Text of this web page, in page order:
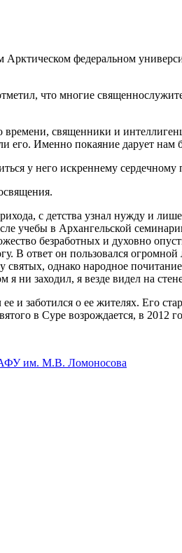
федеральном
что многие
священники и
Именно покаяние дарует нам
у него искреннему сердечному
с детства узнал нужду и
учебы в Архангельской
безработных и духовно
В ответ он пользовался
однако народное
заходил, я везде видел на
и заботился о ее жителях. Его
в Суре возрождается, в
им. М.В. Ломоносова